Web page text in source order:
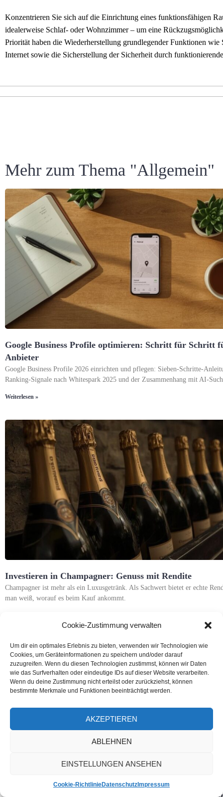
Cookie-Zustimmung verwalten
Um dir ein optimales Erlebnis zu bieten, verwenden wir Technologien wie
Cookies, um Geräteinformationen zu speichern und/oder darauf
zuzugreifen. Wenn du diesen Technologien zustimmst, können wir Daten
wie das Surfverhalten oder eindeutige IDs auf dieser Website verarbeiten.
Wenn du deine Zustimmung nicht erteilst oder zurückziehst, können
bestimmte Merkmale und Funktionen beeinträchtigt werden.
AKZEPTIEREN
ABLEHNEN
EINSTELLUNGEN ANSEHEN
Cookie-RichtlinieDatenschutz Impressum
Konzentrieren Sie sich auf die Einrichtung eines funktionsfähigen
idealerweise Schlaf- oder Wohnzimmer – um eine
Priorität haben die Wiederherstellung grundlegender Funktionen wie
Internet sowie die Sicherstellung der Sicherheit durch
Mehr zum Thema "Allgemein"
Google Business Profile optimieren: Schritt für Schritt
Anbieter
Google Business Profile 2026 einrichten und pflegen: Sieben-Schritte-
Ranking-Signale nach Whitespark 2025 und der Zusammenhang mit AI-
Weiterlesen »
Investieren in Champagner: Genuss mit Rendite
Champagner ist mehr als ein Luxusgetränk. Als Sachwert bietet er echte
man weiß, worauf es beim Kauf ankommt.
Abhörschutz für Vorstandssitzungen und